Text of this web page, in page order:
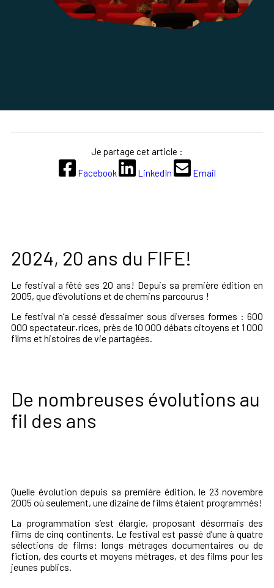
2024, 20 ans du FIFE!
Le festival a fêté ses 20 ans! Depuis sa première édition en
2005, que d’évolutions et de chemins parcourus !
Le festival n’a cessé d’essaimer sous diverses formes : 600
000 spectateur·rices, près de 10 000 débats citoyens et 1 000
films et histoires de vie partagées.
De nombreuses évolutions au
fil des ans
Quelle évolution depuis sa première édition, le 23 novembre
2005 où seulement, une dizaine de films étaient programmés!
La programmation s’est élargie, proposant désormais des
films de cinq continents. Le festival est passé d’une à quatre
sélections de films: longs métrages documentaires ou de
fiction, des courts et moyens métrages, et des films pour les
jeunes publics.
Je partage cet article :
Facebook
LinkedIn Email